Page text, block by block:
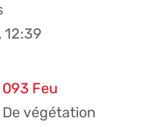
12:39
093 Feu
De végétation